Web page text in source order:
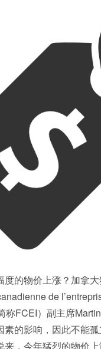
度的物价上涨？加拿
de
称FCEI）副主席
素的影响，因此不能
来，今年猛烈的物价